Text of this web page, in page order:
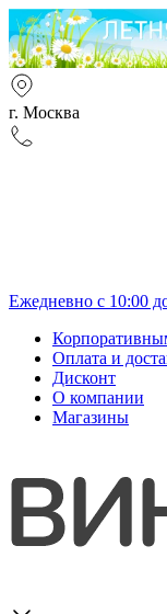
г. Москва
Ежедневно с 10:00
Оплата и
Дисконт
О компании
Магазины